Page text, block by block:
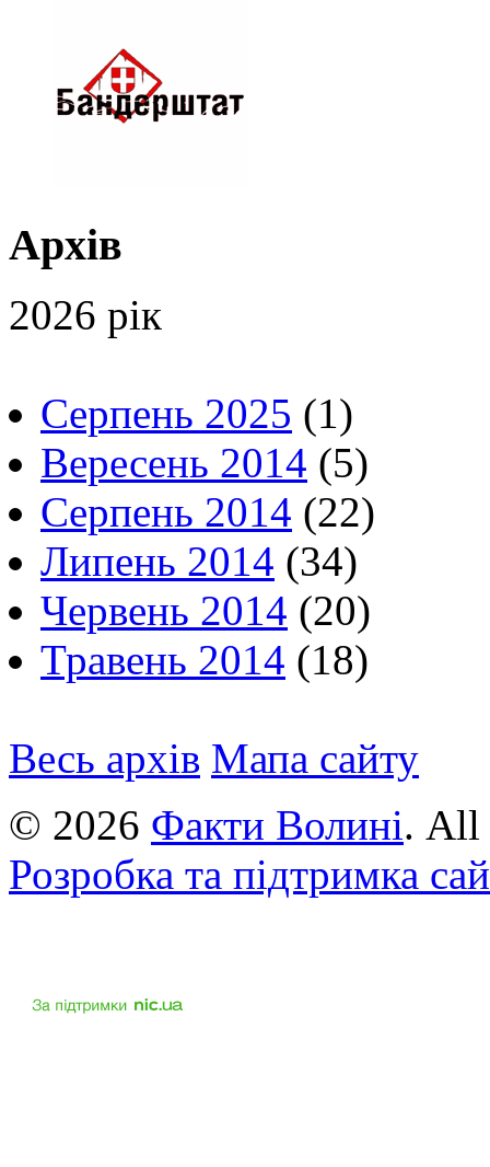
Архів
2026 рік
Серпень 2025 (1)
Вересень 2014 (5)
Серпень 2014 (22)
Липень 2014 (34)
Червень 2014 (20)
Травень 2014 (18)
Весь архів Мапа сайту
© 2026 Факти Волині. All
Розробка та підтримка